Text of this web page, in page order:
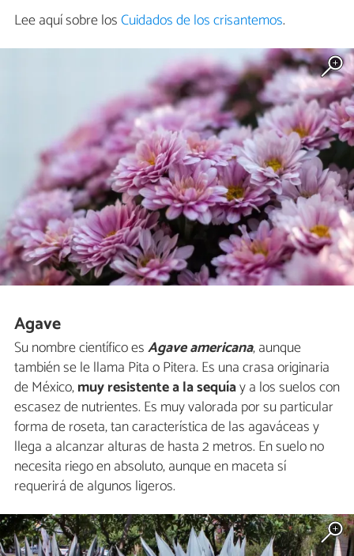
Lee aquí sobre losCuidados de los crisantemos.
Agave
Su nombre científico esAgave americana, aunque
también se le llama Pita o Pitera. Es una crasa originaria
de México,muy resistente a la sequíay a los suelos con
escasez de nutrientes. Es muy valorada por su particular
forma de roseta, tan característica de las agaváceas y
llega a alcanzar alturas de hasta 2 metros. En suelo no
necesita riego en absoluto, aunque en maceta sí
requerirá de algunos ligeros.